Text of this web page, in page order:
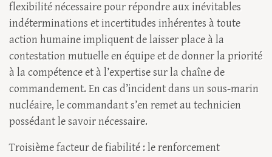
flexibilité nécessaire pour répondre aux inévitables
indéterminations et incertitudes inhérentes à toute
action humaine impliquent de laisser place à la
contestation mutuelle en équipe et de donner la priorité
à la compétence et à l’expertise sur la chaîne de
commandement. En cas d’incident dans un sous-marin
nucléaire, le commandant s’en remet au technicien
possédant le savoir nécessaire.
Troisième facteur de fiabilité : le renforcement